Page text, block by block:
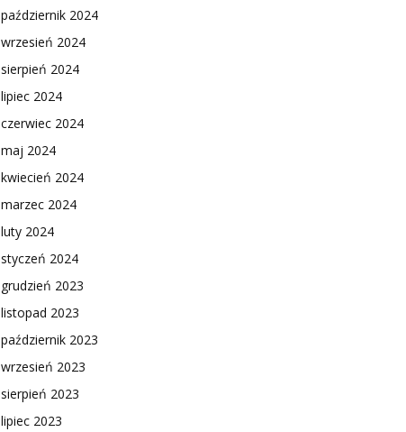
październik 2024
wrzesień 2024
sierpień 2024
lipiec 2024
czerwiec 2024
maj 2024
kwiecień 2024
marzec 2024
luty 2024
styczeń 2024
grudzień 2023
listopad 2023
październik 2023
wrzesień 2023
sierpień 2023
lipiec 2023